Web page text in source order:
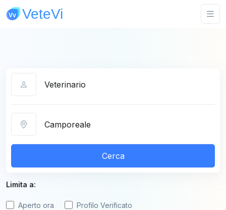
Cerca
Limita a:
Aperto ora
Profilo Verificato